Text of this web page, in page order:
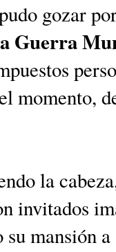
gozar
Guerra
momento,
la
invitados
su mansión